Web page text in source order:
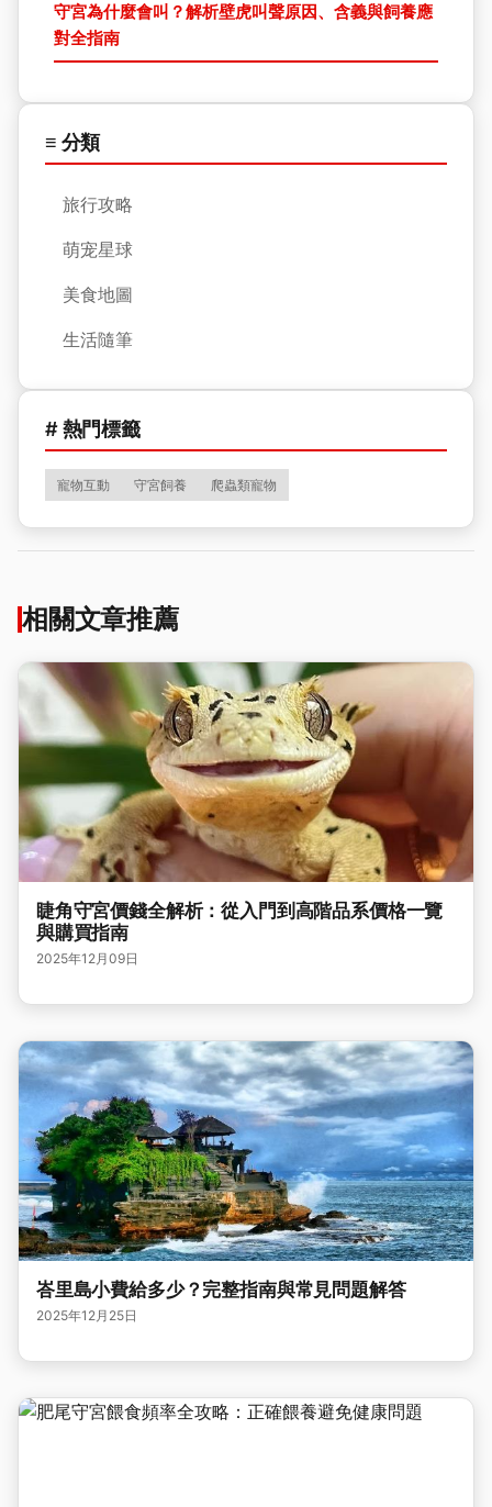
守宮為什麼會叫？解析壁虎叫聲原因、含義與飼養應
對全指南
≡ 分類
旅行攻略
萌宠星球
美食地圖
生活隨筆
# 熱門標籤
寵物互動 守宮飼養 爬蟲類寵物
相關文章推薦
睫角守宮價錢全解析：從入門到高階品系價格一覽
與購買指南
2025年12月09日
峇里島小費給多少？完整指南與常見問題解答
2025年12月25日